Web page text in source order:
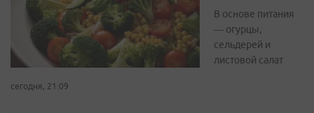
В основе питания
— огурцы,
сельдерей и
листовой салат
сегодня, 21:09